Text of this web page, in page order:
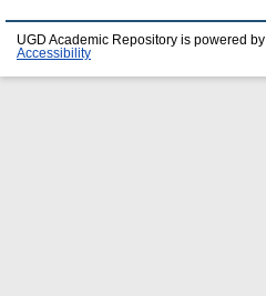
UGD Academic Repository is powered by
Accessibility